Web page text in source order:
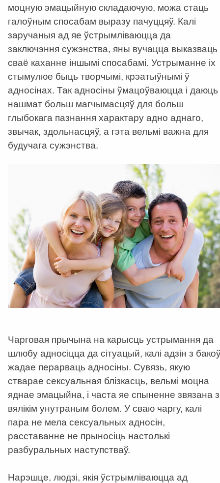
моцную эмацыйную складаючую, можа стаць
галоўным спосабам выразу пачуццяў. Калі
заручаныя ад яе ўстрымліваюцца да
заключэння сужэнства, яны вучацца выказваць
сваё каханне іншымі спосабамі. Устрыманне іх
стымулюе быць творчымі, крэатыўнымі ў
адносінах. Так адносіны ўмацоўваюцца і даюць
нашмат больш магчымасцяў для больш
глыбокага пазнання характару адно аднаго,
звычак, здольнасцяў, а гэта вельмі важна для
будучага сужэнства.
Чарговая прычына на карысць устрымання да
шлюбу адносіцца да сітуацый, калі адзін з
жадае перарваць адносіны. Сувязь, якую
стварае сексуальная блізкасць, вельмі моцна
яднае эмацыйна, і часта яе спыненне звязана з
вялікім унутраным болем. У сваю чаргу, калі
пара не мела сексуальных адносін,
расставанне не прыносіць настолькі
разбуральных наступстваў.
Нарэшце, людзі, якія ўстрымліваюцца ад